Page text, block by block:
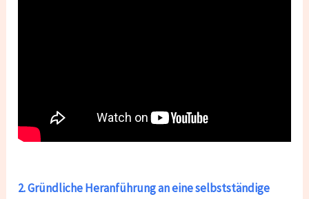
2. Gründliche Heranführung an eine selbstständige